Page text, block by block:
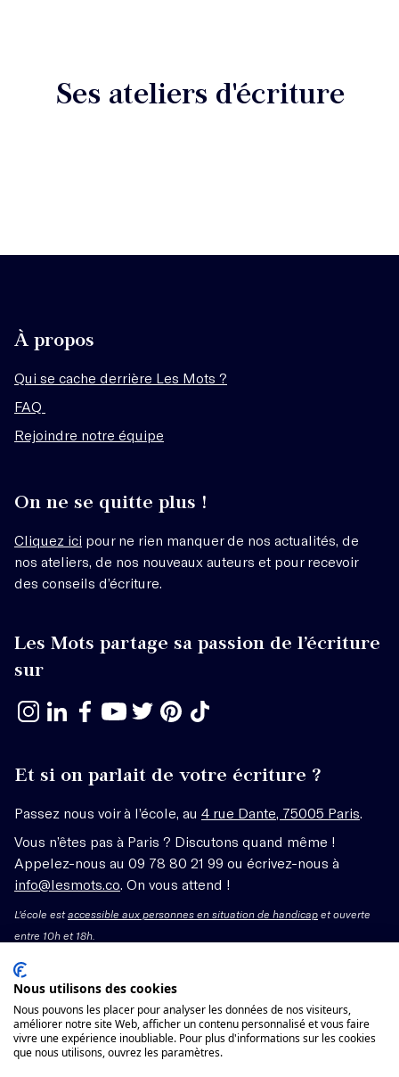
Ses ateliers d'écriture
À propos
Qui se cache derrière Les Mots ?
FAQ
Rejoindre notre équipe
On ne se quitte plus !
Cliquez ici pour ne rien manquer de nos actualités, de
nos ateliers, de nos nouveaux auteurs et pour recevoir
des conseils d’écriture.
Les Mots partage sa passion de l’écriture
sur
Et si on parlait de votre écriture ?
Passez nous voir à l’école, au 4 rue Dante, 75005 Paris.
Vous n’êtes pas à Paris ? Discutons quand même !
Appelez-nous au 09 78 80 21 99 ou écrivez-nous à
info@lesmots.co. On vous attend !
L'école estaccessible aux personnes en situation de handicap et ouverte
entre 10h et 18h.
Mentions légales – CGV
Organisme de formation enregistré sous le numéro
11755662775 auprès du préfet de région Île-de-France.
Nous utilisons des cookies
Nous pouvons les placer pour analyser les données de nos visiteurs,
améliorer notre site Web, afficher un contenu personnalisé et vous faire
vivre une expérience inoubliable. Pour plus d'informations sur les cookies
que nous utilisons, ouvrez les paramètres.